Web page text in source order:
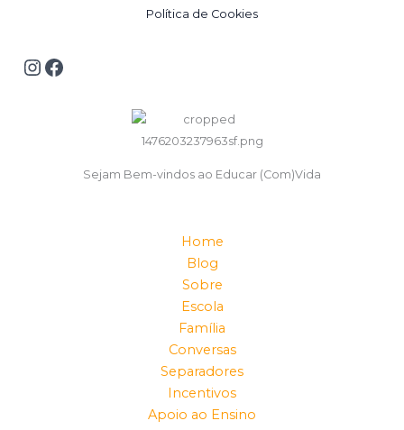
Política de Cookies
Sejam Bem-vindos ao Educar (Com)Vida
Home
Blog
Sobre
Escola
Família
Conversas
Separadores
Incentivos
Apoio ao Ensino